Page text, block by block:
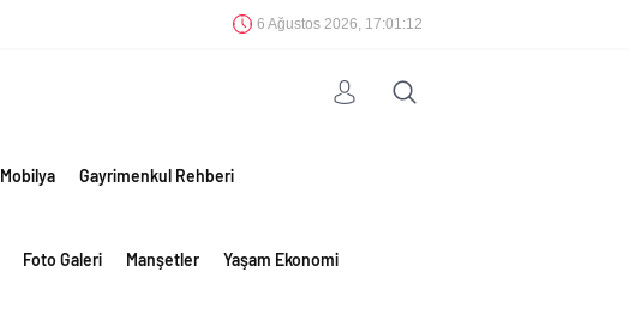
6 Ağustos 2026, 17:01:13
Mobilya Gayrimenkul Rehberi
Foto Galeri Manşetler Yaşam Ekonomi